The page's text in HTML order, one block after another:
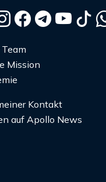
Mission
Kontakt
auf Apollo News